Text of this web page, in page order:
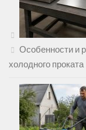
Особенности и
холодного проката